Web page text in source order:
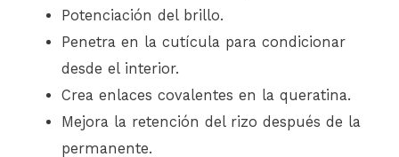
Potenciación del brillo.
Penetra en la cutícula para condicionar
desde el interior.
Crea enlaces covalentes en la queratina.
Mejora la retención del rizo después de la
permanente.